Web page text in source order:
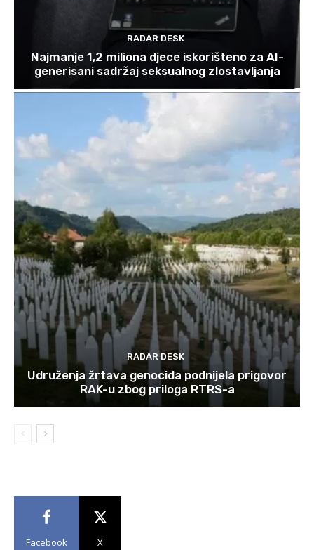
RADAR DESK
Najmanje 1,2 miliona djece iskorišteno za AI-
generisani sadržaj seksualnog zlostavljanja
RADAR DESK
Udruženja žrtava genocida podnijela prigovor
RAK-u zbog priloga RTRS-a
Facebook X